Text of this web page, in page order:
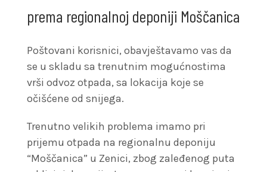
prema regionalnoj deponiji Moščanica
Poštovani korisnici, obavještavamo vas da
se u skladu sa trenutnim mogućnostima
vrši odvoz otpada, sa lokacija koje se
očišćene od snijega.
Trenutno velikih problema imamo pri
prijemu otpada na regionalnu deponiju
“Moščanica” u Zenici, zbog zaleđenog puta